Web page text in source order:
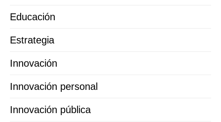
Educación
Estrategia
Innovación
Innovación personal
Innovación pública